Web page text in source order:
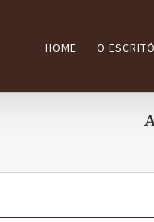
HOME O